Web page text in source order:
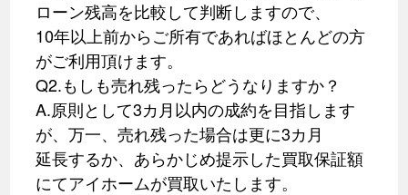
ローン残高を比較して判断しますので、
10年以上前からご所有であればほとんどの方
がご利用頂けます。
Q2.もしも売れ残ったらどうなりますか？
A.原則として3カ月以内の成約を目指します
が、万一、売れ残った場合は更に3カ月
延長するか、あらかじめ提示した買取保証額
にてアイホームが買取いたします。